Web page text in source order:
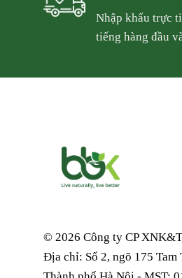
Nhập khẩu trực
tiếng hàng đầu
© 2026 Công ty CP
Địa chỉ: Số 2, ngõ 175